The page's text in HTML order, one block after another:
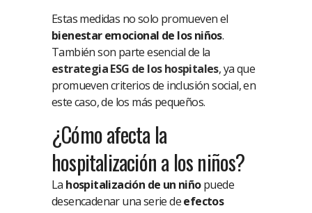
Estas medidas no solo promueven el
bienestar emocional de los niños.
También son parte esencial de la
estrategia ESG de los hospitales, ya que
promueven criterios de inclusión social, en
este caso, de los más pequeños.
¿Cómo afecta la
hospitalización a los niños?
La hospitalización de un niñopuede
desencadenar una serie deefectos